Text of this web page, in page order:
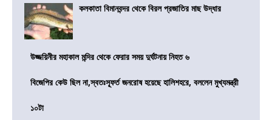
কলকাতা বিমানবন্দর থেকে বিরল প্রজাতির মাছ উদ্ধার
উজ্জয়িনীর মহাকাল মন্দির থেকে ফেরার সময় দুর্ঘটনায় নিহত ৬
বিজেপির কেউ ছিল না,স্বতঃস্ফূর্ত জনরোষ হয়েছে হালিশহরে, বললেন মুখ্যমন্ত্রী
১০টা